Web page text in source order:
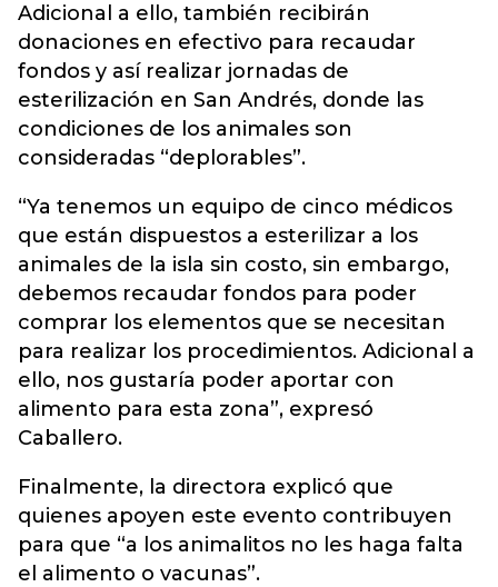
Adicional a ello, también recibirán
donaciones en efectivo para recaudar
fondos y así realizar jornadas de
esterilización en San Andrés, donde las
condiciones de los animales son
consideradas “deplorables”.
“Ya tenemos un equipo de cinco médicos
que están dispuestos a esterilizar a los
animales de la isla sin costo, sin embargo,
debemos recaudar fondos para poder
comprar los elementos que se necesitan
para realizar los procedimientos. Adicional a
ello, nos gustaría poder aportar con
alimento para esta zona”, expresó
Caballero.
Finalmente, la directora explicó que
quienes apoyen este evento contribuyen
para que “a los animalitos no les haga falta
el alimento o vacunas”.